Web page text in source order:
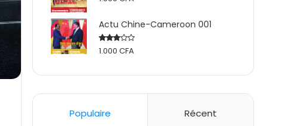
Actu Chine-Cameroon 001
Rated
1.000CFA
Populaire Récent